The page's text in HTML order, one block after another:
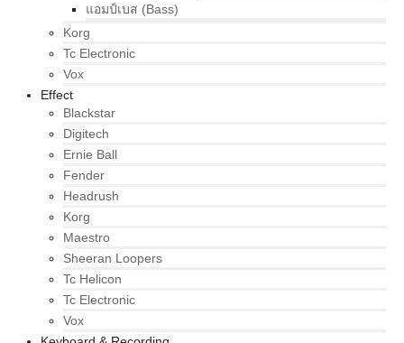
แอมป์เบส (Bass)
Korg
Tc Electronic
Vox
Effect
Blackstar
Digitech
Ernie Ball
Fender
Headrush
Korg
Maestro
Sheeran Loopers
Tc Helicon
Tc Electronic
Vox